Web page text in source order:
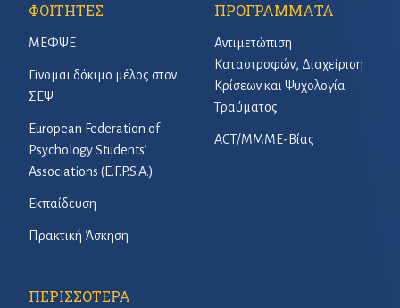
ΦΟΙΤΗΤΕΣ
ΜΕΦΨΕ
Γίνομαι δόκιμο μέλος στον
ΣΕΨ
European Federation of
Psychology Students’
Associations (E.F.P.S.A.)
Εκπαίδευση
Πρακτική Άσκηση
ΠΡΟΓΡΑΜΜΑΤΑ
Αντιμετώπιση
Καταστροφών, Διαχείριση
Κρίσεων και Ψυχολογία
Τραύματος
ACT/ΜΜΜΕ-Βίας
ΠΕΡΙΣΣΟΤΕΡΑ